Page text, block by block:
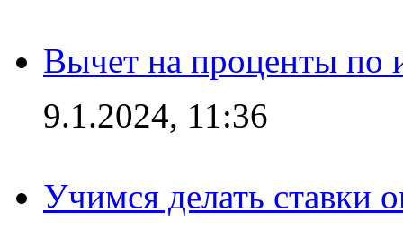
Вычет на проценты по
9.1.2024, 11:36
Учимся делать ставки